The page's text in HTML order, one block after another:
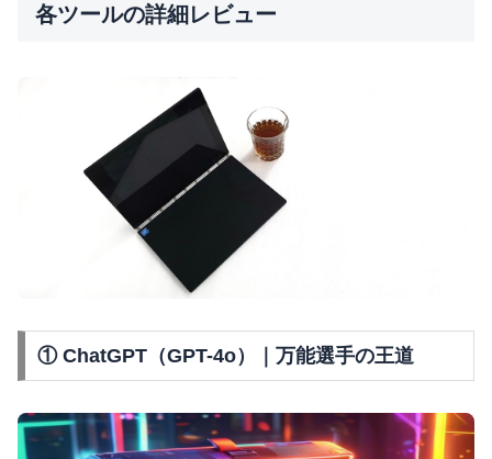
各ツールの詳細レビュー
① ChatGPT（GPT-4o）｜万能選手の王道